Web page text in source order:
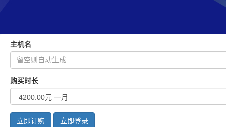
主机名
购买时长
立即订购 立即登录